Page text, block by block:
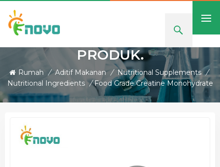
PRODUK.
Rumah / Aditif Makanan / Nutritional Supplements /
Nutritional Ingredients / Food Grade Creatine Monohydrate